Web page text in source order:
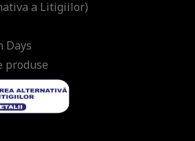
a Litigiilor)
Days
produse